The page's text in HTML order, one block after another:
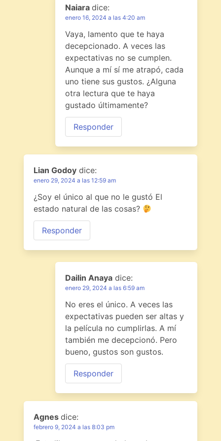
Naiara dice:
enero 16, 2024 a las 4:20 am
Vaya, lamento que te haya
decepcionado. A veces las
expectativas no se cumplen.
Aunque a mí sí me atrapó, cada
uno tiene sus gustos. ¿Alguna
otra lectura que te haya
gustado últimamente?
Responder
Lian Godoy dice:
enero 29, 2024 a las 12:59 am
¿Soy el único al que no le gustó El
estado natural de las cosas?
Responder
Dailin Anaya dice:
enero 29, 2024 a las 6:59 am
No eres el único. A veces las
expectativas pueden ser altas y
la película no cumplirlas. A mí
también me decepcionó. Pero
bueno, gustos son gustos.
Responder
Agnes dice:
febrero 9, 2024 a las 8:03 pm